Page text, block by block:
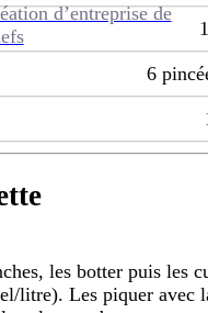
d’entreprise de
6
les botter puis les
litre). Les piquer avec